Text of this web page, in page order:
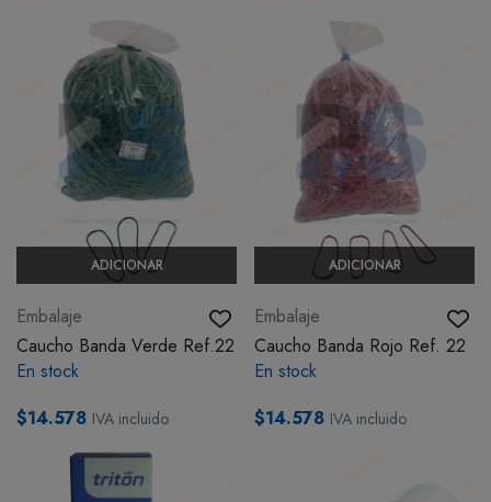
ADICIONAR
Embalaje
Caucho Banda Verde Ref.22
En stock
$14.578 IVA incluido
ADICIONAR
Embalaje
Caucho Banda Rojo Ref. 22
En stock
$14.578 IVA incluido